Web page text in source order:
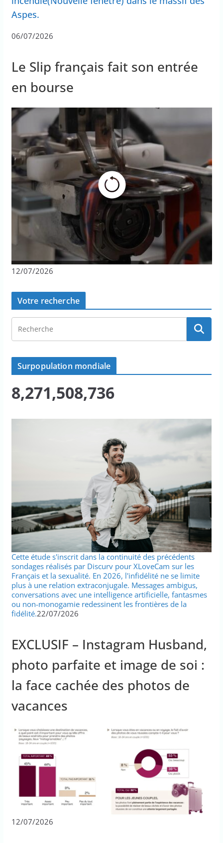
Aspes.
06/07/2026
Le Slip français fait son entrée
en bourse
12/07/2026
Votre recherche
Surpopulation mondiale
8,271,508,736
Cette étude s'inscrit dans la continuité des précédents
sondages réalisés par Discurv pour XLoveCam sur les
Français et la sexualité. En 2026, l'infidélité ne se limite
plus à une relation extraconjugale. Messages ambigus,
conversations avec une intelligence artificielle, fantasmes
ou non-monogamie redessinent les frontières de la
fidélité.22/07/2026
EXCLUSIF – Instagram Husband,
photo parfaite et image de soi :
la face cachée des photos de
vacances
12/07/2026